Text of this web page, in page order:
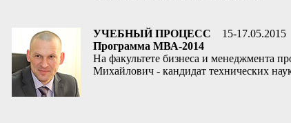
УЧЕБНЫЙ ПРОЦЕСС
15-17.05.2015
Программа МВА-2014
На факультете бизнеса и менеджмента
Михайлович - кандидат технических